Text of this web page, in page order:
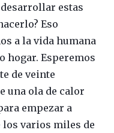
estas
Eso
a la vida humana
hogar. Esperemos
de veinte
una ola de calor
empezar a
los varios miles de